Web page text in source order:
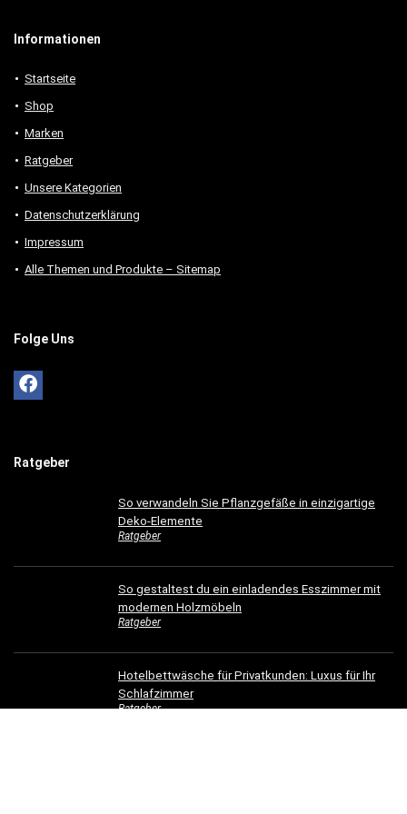
Informationen
Startseite
Shop
Marken
Ratgeber
Unsere Kategorien
Datenschutzerklärung
Impressum
Alle Themen und Produkte – Sitemap
Folge Uns
Ratgeber
So verwandeln Sie Pflanzgefäße in einzigartige
Deko-Elemente
Ratgeber
So gestaltest du ein einladendes Esszimmer mit
modernen Holzmöbeln
Ratgeber
Hotelbettwäsche für Privatkunden: Luxus für Ihr
Schlafzimmer
Ratgeber